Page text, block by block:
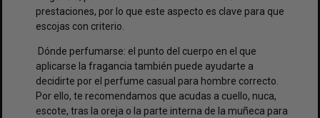
prestaciones, por lo que este aspecto es clave para que
escojas con criterio.
Dónde perfumarse: el punto del cuerpo en el que
aplicarse la fragancia también puede ayudarte a
decidirte por el perfume casual para hombre correcto.
Por ello, te recomendamos que acudas a cuello, nuca,
escote, tras la oreja o la parte interna de la muñeca para